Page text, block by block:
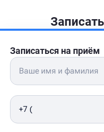
Записаться на приём